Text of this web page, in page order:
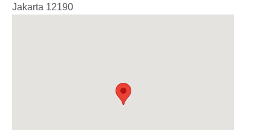
Jakarta 12190